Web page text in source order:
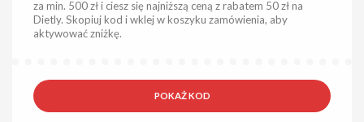
za min. 500 zł i ciesz się najniższą ceną z rabatem 50 zł na
Dietly. Skopiuj kod i wklej w koszyku zamówienia, aby
aktywować zniżkę.
POKAŻ KOD